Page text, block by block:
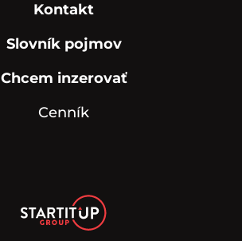
Kontakt
Slovník pojmov
Chcem inzerovať
Cenník